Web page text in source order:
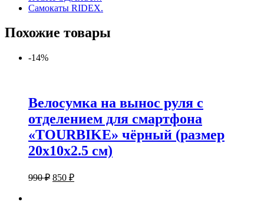
Самокаты RIDEX.
Похожие товары
-14%
Велосумка на вынос руля с
отделением для смартфона
«TOURBIKE» чёрный (размер
20х10х2.5 см)
990₽ 850 ₽